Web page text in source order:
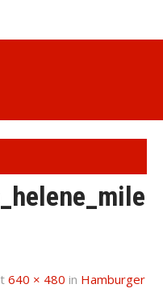
640 × 480 in Hamburger